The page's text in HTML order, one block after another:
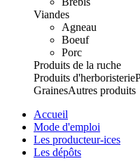
Viandes
Agneau
Boeuf
Porc
Produits de la ruche
Produits d'herboristerie
GrainesAutres produits
Accueil
Mode d'emploi
Les producteur-ices
Les dépôts